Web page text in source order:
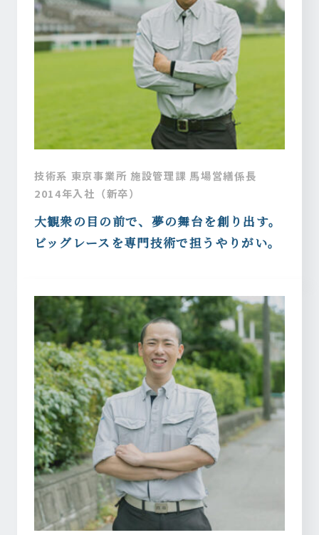
Interview
社員インタビュー
技術系 東京事業所 施設管理課 馬場営繕係長
2014年入社（新卒）
大観衆の目の前で、夢の舞台を創り出す。
ビッグレースを専門技術で担うやりがい。